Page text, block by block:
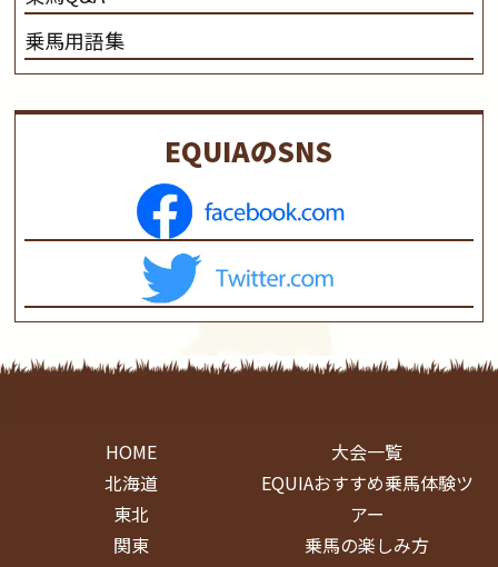
乗馬用語集
EQUIAのSNS
HOME
北海道
東北
関東
大会一覧
EQUIAおすすめ乗馬体験ツ
アー
乗馬の楽しみ方